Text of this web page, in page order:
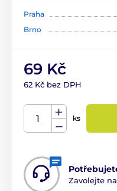
Praha
Brno
69 Kč
62 Kč bez DPH
ks
Zavolejte na